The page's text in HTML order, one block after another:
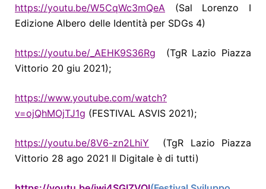
https://youtu.be/W5CqWc3mQeA (Sal Lorenzo I
Edizione Albero delle Identità per SDGs 4)
https://youtu.be/_AEHK9S36Rg (TgR Lazio Piazza
Vittorio 20 giu 2021);
https://www.youtube.com/watch?
v=ojQhMOjTJ1g (FESTIVAL ASVIS 2021);
https://youtu.be/8V6-zn2LhiY (TgR Lazio Piazza
Vittorio 28 ago 2021 Il Digitale è di tutti)